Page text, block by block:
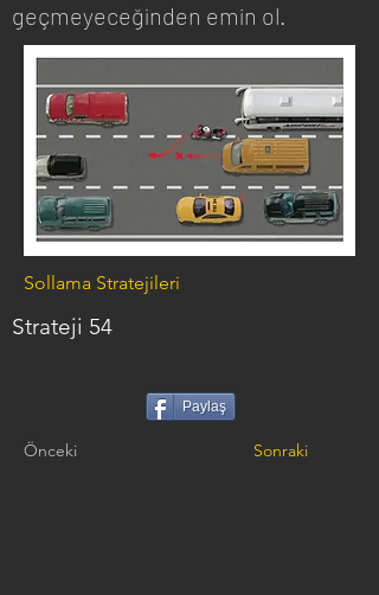
geçmeyeceğinden emin ol.
Sollama Stratejileri
Strateji 54
Paylaş
Önceki Sonraki